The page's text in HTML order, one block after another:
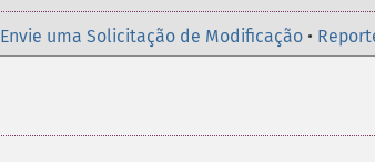
Envie uma Solicitação de Modificação •